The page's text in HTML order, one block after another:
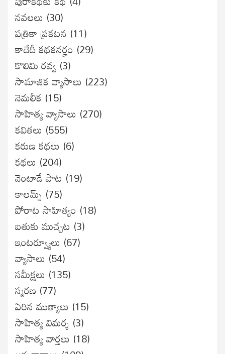
నవలలు (30)
పత్రికా ప్రకటన (11)
కాదేదీ కథకనర్హం (29)
కొలిమి రవ్వ (3)
సామాజిక వ్యాసాలు (223)
నెమలీక (15)
సాహిత్య వ్యాసాలు (270)
కవితలు (555)
కరుణ కథలు (6)
కథలు (204)
వెంటాడే పాట (19)
కాలమ్స్ (75)
పోరాట సాహిత్యం (18)
బతుకు ముచ్చట (3)
ఇంటర్వ్యూలు (67)
వ్యాసాలు (54)
సమీక్షలు (135)
స్మరణ (77)
ఏరిన ముత్యాలు (15)
సాహిత్య విమర్శ (3)
సాహిత్య వార్తలు (18)